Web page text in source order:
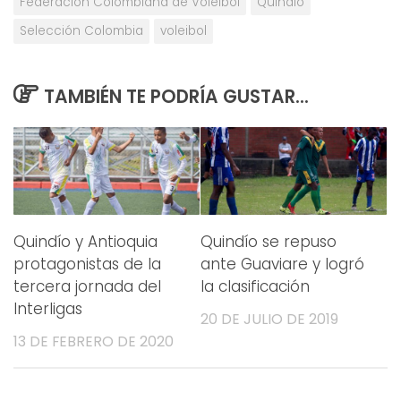
Selección Colombia
voleibol
TAMBIÉN TE PODRÍA GUSTAR...
Quindío y Antioquia
protagonistas de la
tercera jornada del
Interligas
13 DE FEBRERO DE 2020
Quindío se repuso
ante Guaviare y logró
la clasificación
20 DE JULIO DE 2019